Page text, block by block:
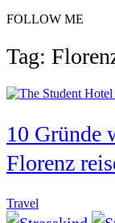
FOLLOW ME
Tag:
10 Gründe
Florenz
Travel